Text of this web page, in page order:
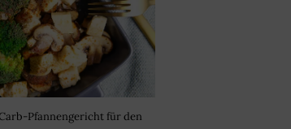
Pfannengericht für den